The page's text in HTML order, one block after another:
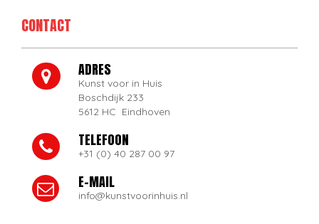
CONTACT
ADRES
Kunst voor in Huis
Boschdijk 233
5612 HC Eindhoven
TELEFOON
+31 (0) 40 287 00 97
E-MAIL
info@kunstvoorinhuis.nl